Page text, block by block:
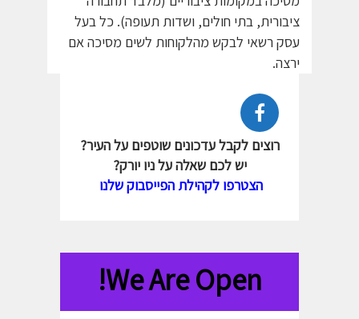
ציבורית, בתי חולים, ושדות תעופה). כל בעל
עסק רשאי לבקש מהלקוחות לשים מסיכה אם
ירצה.
רוצים לקבל עדכונים שוטפים על העיר?
יש לכם שאלה על ניו יורק?
הצטרפו לקהילת הפייסבוק שלנו
We Are Open!